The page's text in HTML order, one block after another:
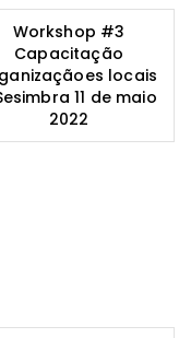
Workshop #3
Capacitação
locais
11 de maio
2022